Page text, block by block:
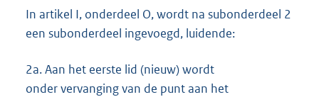
In artikel I, onderdeel O, wordt na subonderdeel 2
een subonderdeel ingevoegd, luidende:
2a.Aan het eerste lid (nieuw) wordt
onder vervanging van de punt aan het